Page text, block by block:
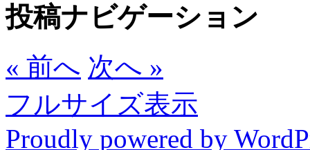
投稿ナビゲーション
« 前へ 次へ »
フルサイズ表示
Proudly powered by